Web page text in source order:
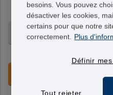
150 mg de lévonorgestrel.
63
besoins. Vous pouvez
désactiver les cookies,
certains pour que notre
correctement. Plus
Définir
Tout rejeter